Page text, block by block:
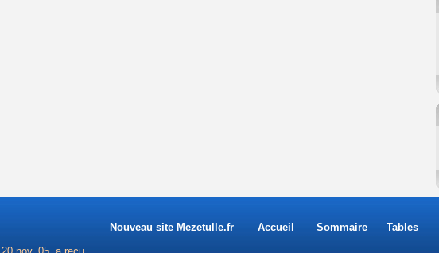
Nouveau site Mezetulle.fr Accueil Sommaire Tables